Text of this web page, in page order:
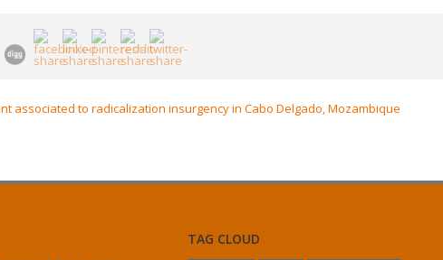
associated to radicalization insurgency in Cabo Delgado, Mozambique
TAG CLOUD